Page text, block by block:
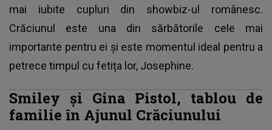
mai iubite cupluri din showbiz-ul românesc.
Crăciunul este una din sărbătorile cele mai
importante pentru ei și este momentul ideal pentru a
petrece timpul cu fetița lor, Josephine.
Smiley și Gina Pistol, tablou de
familie în Ajunul Crăciunului